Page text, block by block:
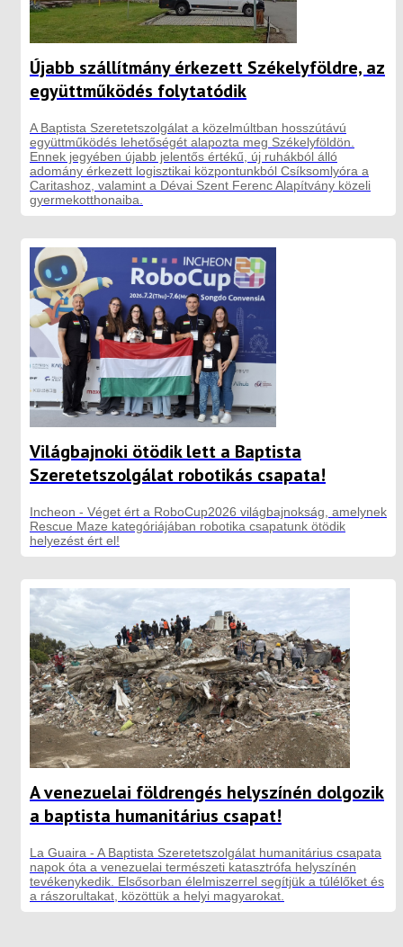
Újabb szállítmány érkezett Székelyföldre, az
együttműködés folytatódik
A Baptista Szeretetszolgálat a közelmúltban hosszútávú
együttműködés lehetőségét alapozta meg Székelyföldön.
Ennek jegyében újabb jelentős értékű, új ruhákból álló
adomány érkezett logisztikai központunkból Csíksomlyóra a
Caritashoz, valamint a Dévai Szent Ferenc Alapítvány közeli
gyermekotthonaiba.
Világbajnoki ötödik lett a Baptista
Szeretetszolgálat robotikás csapata!
Incheon - Véget ért a RoboCup2026 világbajnokság, amelynek
Rescue Maze kategóriájában robotika csapatunk ötödik
helyezést ért el!
A venezuelai földrengés helyszínén dolgozik
a baptista humanitárius csapat!
La Guaira - A Baptista Szeretetszolgálat humanitárius csapata
napok óta a venezuelai természeti katasztrófa helyszínén
tevékenykedik. Elsősorban élelmiszerrel segítjük a túlélőket és
a rászorultakat, közöttük a helyi magyarokat.